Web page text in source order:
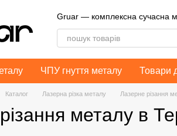
Gruar — комплексна сучасна
ЧПУ гнуття металу Товари
Каталог Лазерна різка металу Лазерне різання
металу в